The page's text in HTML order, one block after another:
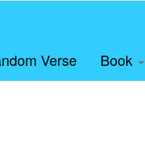
Verse Book